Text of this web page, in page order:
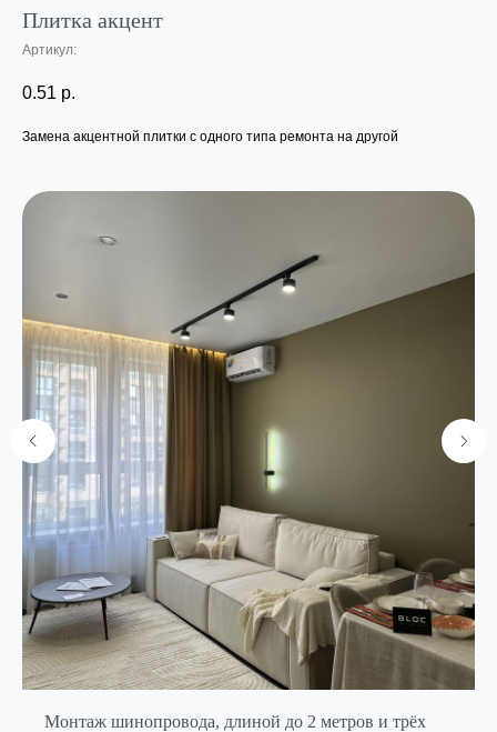
Плитка акцент
Артикул:
0.51 р.
Замена акцентной плитки с одного типа ремонта на другой
Монтаж шинопровода, длиной до 2 метров и трёх